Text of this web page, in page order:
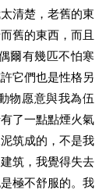
清楚，老舊的東
舊的東西，而且
爾有幾匹不怕寒
它們也是性格另
物愿意與我為伍
了一點點煙火氣
筑成的，不是我
筑，我覺得失去
極不舒服的。我